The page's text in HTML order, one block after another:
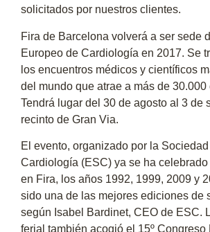
solicitados por nuestros clientes.
Fira de Barcelona volverá a ser sede
Europeo de Cardiología en 2017. Se
los encuentros médicos y científicos
del mundo que atrae a más de 30.000
Tendrá lugar del 30 de agosto al 3 de
recinto de Gran Via.
El evento, organizado por la
Cardiología (ESC) ya se ha
en Fira, los años 1992, 1999, 2009 y
sido una de las mejores ediciones de
según Isabel Bardinet, CEO de ESC.
ferial también acogió el 15º Congreso